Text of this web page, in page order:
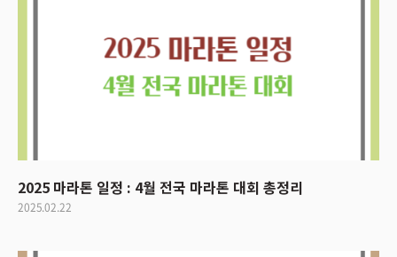
2025 마라톤 일정 : 4월 전국 마라톤 대회 총정리
2025.02.22